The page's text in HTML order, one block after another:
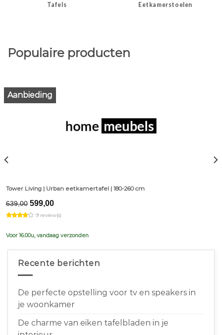
Tafels Eetkamerstoelen
Populaire producten
Aanbieding
Tower Living | Urban eetkamertafel | 180-260 cm
639,00 Original
price
was:
599,00Current
is:
9 review(s)
Voor 16.00u, vandaag verzonden
Recente berichten
De perfecte opstelling voor tv en speakers in
je woonkamer
De charme van eiken tafelbladen in je